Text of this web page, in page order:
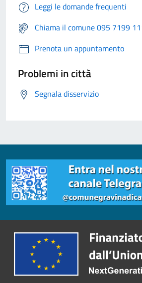
Leggi le domande frequenti
Chiama il comune 095 7199
Prenota un appuntamento
Problemi in città
Segnala disservizio